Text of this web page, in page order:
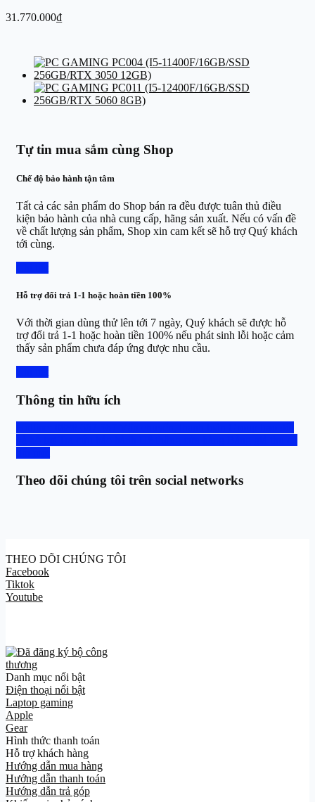
31.770.000₫
Tự tin mua sắm cùng Shop
Chế độ bảo hành tận tâm
Tất cả các sản phẩm do Shop bán ra đều được tuân thủ điều
kiện bảo hành của nhà cung cấp, hãng sản xuất. Nếu có vấn đề
về chất lượng sản phẩm, Shop xin cam kết sẽ hỗ trợ Quý khách
tới cùng.
Hỗ trợ đổi trả 1-1 hoặc hoàn tiền 100%
Với thời gian dùng thử lên tới 7 ngày, Quý khách sẽ được hỗ
trợ đổi trả 1-1 hoặc hoàn tiền 100% nếu phát sinh lỗi hoặc cảm
thấy sản phẩm chưa đáp ứng được nhu cầu.
Thông tin hữu ích
Theo dõi chúng tôi trên social networks
THEO DÕI CHÚNG TÔI
Facebook
Tiktok
Youtube
Danh mục nổi bật
Điện thoại nổi bật
Laptop gaming
Apple
Gear
Hình thức thanh toán
Hỗ trợ khách hàng
Hướng dẫn mua hàng
Hướng dẫn thanh toán
Hướng dẫn trả góp